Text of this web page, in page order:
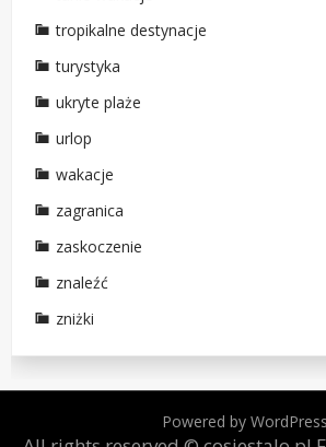
tropikalne destynacje
turystyka
ukryte plaże
urlop
wakacje
zagranica
zaskoczenie
znaleźć
zniżki
Powered by WordPress